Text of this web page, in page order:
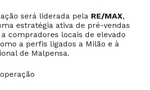
será liderada pela RE/MAX,
estratégia ativa de pré-vendas
compradores locais de elevado
a perfis ligados a Milão e à
de Malpensa.